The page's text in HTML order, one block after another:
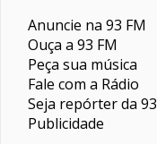
Anuncie na 93 FM
Ouça a 93 FM
Peça sua música
Fale com a Rádio
Seja repórter da 93
Publicidade